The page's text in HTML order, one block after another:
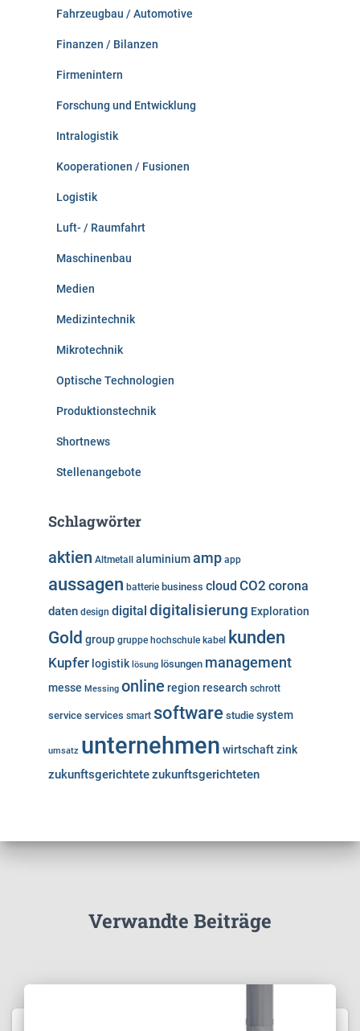
Fahrzeugbau / Automotive
Finanzen / Bilanzen
Firmenintern
Forschung und Entwicklung
Intralogistik
Kooperationen / Fusionen
Logistik
Luft- / Raumfahrt
Maschinenbau
Medien
Medizintechnik
Mikrotechnik
Optische Technologien
Produktionstechnik
Shortnews
Stellenangebote
Schlagwörter
aktien Altmetall aluminiumamp app
aussagen batterie business cloud CO2 corona
daten design digital digitalisierung Exploration
Gold group gruppe hochschule kabel kunden
Kupfer logistik lösung lösungen management
messe Messing online region research schrott
service services smart software studie system
umsatz unternehmen wirtschaftzink
zukunftsgerichtetezukunftsgerichteten
Verwandte Beiträge